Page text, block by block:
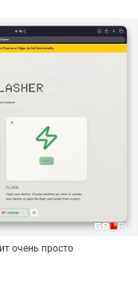
очень просто